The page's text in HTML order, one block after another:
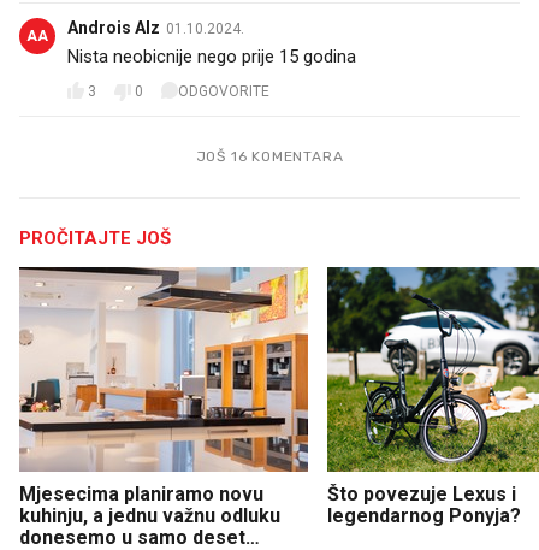
AA Androis Alz 01.10.2024.
Nista neobicnije nego prije 15 godina
3 0 ODGOVORITE
JOŠ 16 KOMENTARA
PROČITAJTE JOŠ
Mjesecima planiramo novu
kuhinju, a jednu važnu odluku
donesemo u samo deset
Što povezuje Lexus i
legendarnog Ponyja?